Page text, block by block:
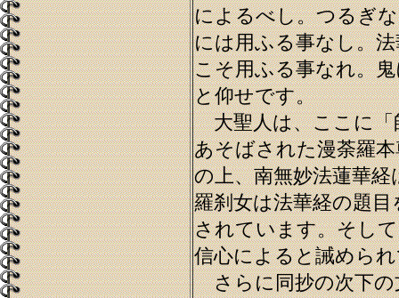
によるべし。つるぎ
には用ふる事なし。
こそ用ふる事なれ。
と仰せです。
大聖人は、ここに「
あそばされた漫荼羅
の上、南無妙法蓮華
羅刹女は法華経の題
されています。そし
信心によると誡めら
さらに同抄の次下の